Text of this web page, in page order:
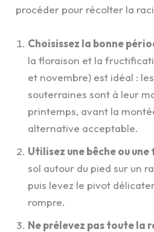
procéder pour récolter la
Choisissez la bonne
la floraison et la
et novembre) est idéal :
souterraines sont à leur
printemps, avant la
alternative acceptable.
Utilisez une bêche ou
sol autour du pied sur un
puis levez le pivot
rompre.
Ne prélevez pas toute la